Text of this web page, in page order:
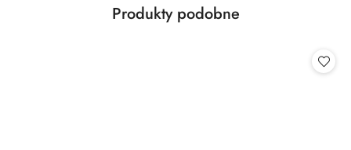
Pomiń karuzelę produktów
Produkty
Produkty podobne